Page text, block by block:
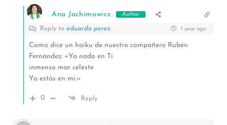
Ana Jachimowicz Author
Reply to eduardo perez 1 year ago
Como dice un haiku de nuestro compañero Rubén
Fernández: «Ya nado en Tí
inmenso mar celeste
Ya estás en mí.»
0 Reply